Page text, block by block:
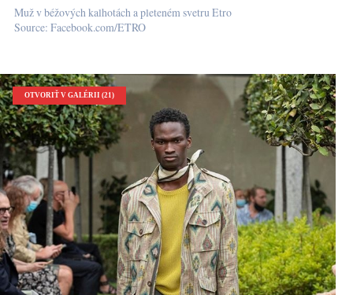
Muž v béžových kalhotách a pleteném svetru Etro
Source: Facebook.com/ETRO
OTVORIŤ V GALÉRII (21)